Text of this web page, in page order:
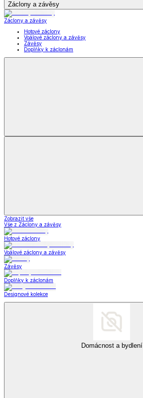
Záclony a závěsy
Záclony a závěsy
Hotové záclony
Voálové záclony a závěsy
Závěsy
Doplňky k záclonám
Zobrazit vše
Vše z Záclony a závěsy
Hotové záclony
Voálové záclony a závěsy
Závěsy
Doplňky k záclonám
Designové kolekce
Domácnost a bydlení